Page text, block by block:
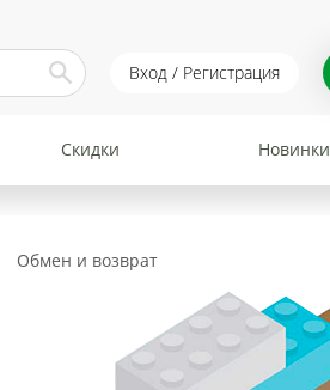
Вход / Регистрация
Скидки Новинки
Обмен и возврат